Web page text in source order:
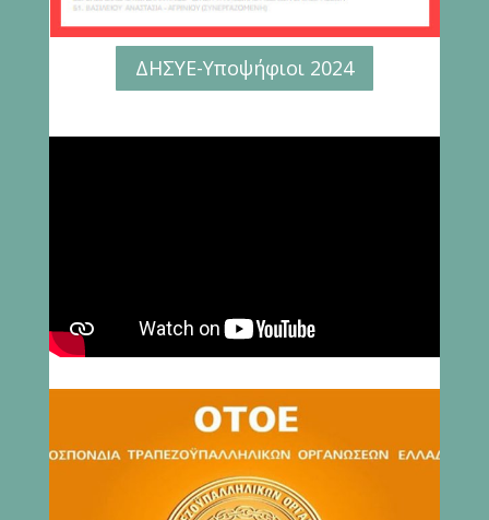
ΔΗΣΥΕ-Υποψήφιοι 2024